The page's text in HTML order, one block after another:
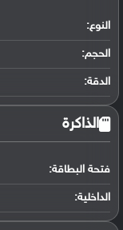
النوع:
الحجم:
الدقة:
الذاكرة
فتحة البطاقة:
الداخلية: